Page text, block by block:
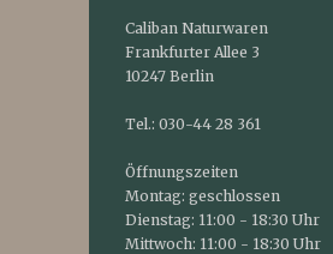
Caliban Naturwaren
Frankfurter Allee 3
10247 Berlin
Tel.: 030-44 28 361
Öffnungszeiten
Montag: geschlossen
Dienstag: 11:00 - 18:30 Uhr
Mittwoch: 11:00 - 18:30 Uhr